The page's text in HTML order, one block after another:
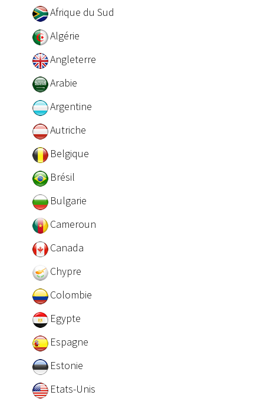
Afrique du Sud
Algérie
Angleterre
Arabie
Argentine
Autriche
Belgique
Brésil
Bulgarie
Cameroun
Canada
Chypre
Colombie
Egypte
Espagne
Estonie
Etats-Unis